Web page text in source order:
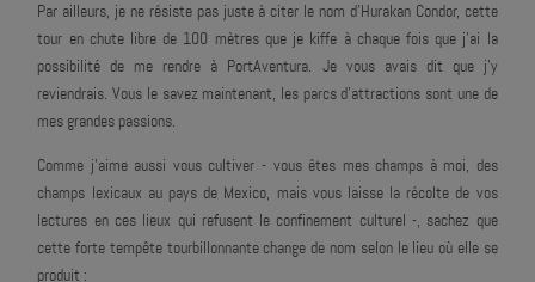
Par ailleurs, je ne résiste pas juste à citer le nom d'Hurakan Condor, cette
tour en chute libre de 100 mètres que je kiffe à chaque fois que j'ai la
possibilité de me rendre à PortAventura. Je vous avais dit que j'y
reviendrais. Vous le savez maintenant, les parcs d'attractions sont une de
mes grandes passions.
Comme j'aime aussi vous cultiver - vous êtes mes champs à moi, des
champs lexicaux au pays de Mexico, mais vous laisse la récolte de vos
lectures en ces lieux qui refusent le confinement culturel -, sachez que
cette forte tempête tourbillonnante change de nom selon le lieu où elle se
produit :